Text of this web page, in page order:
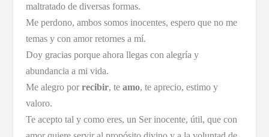
maltratado de diversas formas.
Me perdono, ambos somos inocentes, espero que no me
temas y con amor retornes a mí.
Doy gracias porque ahora llegas con alegría y
abundancia a mi vida.
Me alegro porrecibir, te amo, te aprecio, estimo y
valoro.
Te acepto tal y como eres, un Ser inocente, útil, que con